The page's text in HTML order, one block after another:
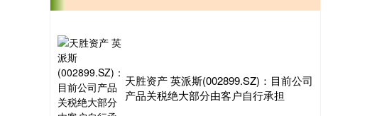
天胜资产 英派斯(002899.SZ)：目前公司
产品关税绝大部分由客户自行承担